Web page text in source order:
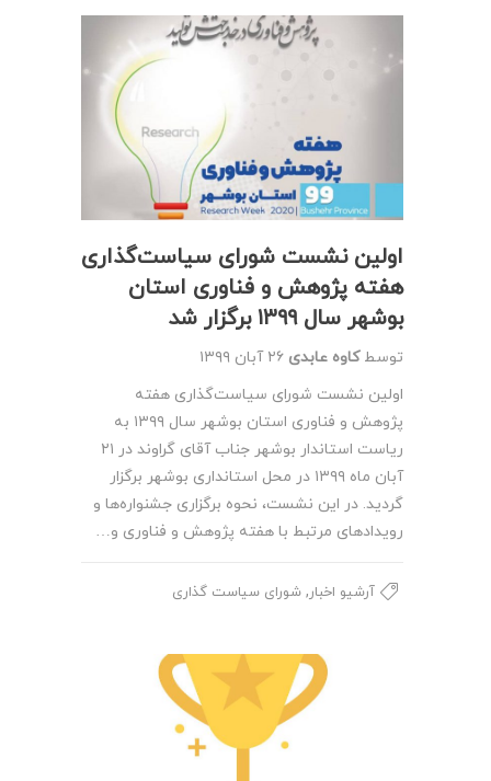
اولین نشست شورای سیاست‌گذاری
هفته پژوهش و فناوری استان
بوشهر سال ۱۳۹۹ برگزار شد
توسطکاوه عابدی ۲۶ آبان ۱۳۹۹
اولین نشست شورای سیاست‌گذاری هفته
پژوهش و فناوری استان بوشهر سال ۱۳۹۹ به
ریاست استاندار بوشهر جناب آقای گراوند در ۲۱
آبان ماه ۱۳۹۹ در محل استانداری بوشهر برگزار
گردید. در این نشست، نحوه برگزاری جشنواره‌ها و
رویدادهای مرتبط با هفته پژوهش و فناوری و…
آرشیو اخبار, شورای سیاست گذاری